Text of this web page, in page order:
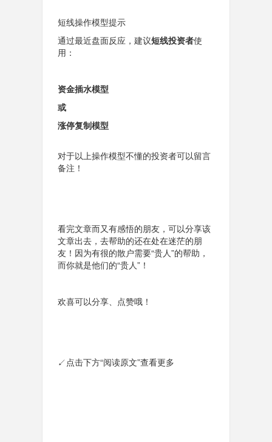
短线操作模型提示
通过最近盘面反应，建议短线投资者使
用：
资金插水模型
或
涨停复制模型
对于以上操作模型不懂的投资者可以留言
备注！
看完文章而又有感悟的朋友，可以分享该
文章出去，去帮助的还在处在迷茫的朋
友！因为有很的散户需要“贵人”的帮助，
而你就是他们的“贵人”！
欢喜可以分享、点赞哦！
↙点击下方“阅读原文”查看更多